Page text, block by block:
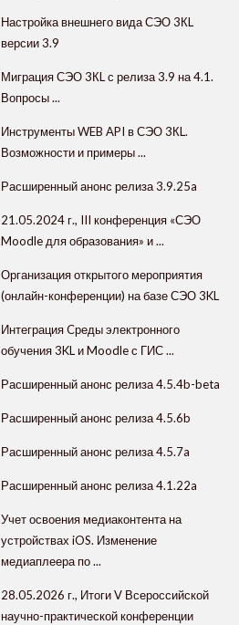
Настройка внешнего вида СЭО 3КL
версии 3.9
Миграция СЭО 3КL с релиза 3.9 на 4.1.
Вопросы ...
Инструменты WEB API в СЭО 3КL.
Возможности и примеры ...
Расширенный анонс релиза 3.9.25a
21.05.2024 г., III конференция «СЭО
Moodle для образования» и ...
Организация открытого мероприятия
(онлайн-конференции) на базе СЭО 3KL
Интеграция Cреды электронного
обучения 3KL и Moodle с ГИС ...
Расширенный анонс релиза 4.5.4b-beta
Расширенный анонс релиза 4.5.6b
Расширенный анонс релиза 4.5.7a
Расширенный анонс релиза 4.1.22a
Учет освоения медиаконтента на
устройствах iOS. Изменение
медиаплеера по ...
28.05.2026 г., Итоги V Всероссийской
научно-практической конференции